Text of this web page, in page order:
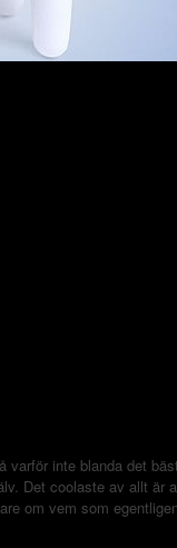
varför inte blanda det
Det coolaste av allt är
om vem som